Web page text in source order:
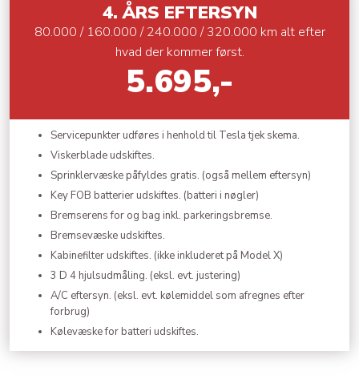
​4. ÅRS EFTERSYN
80.000 / 160.000 / 240.000 / 320.000 km alt efter
hvad der kommer først.
5.695,-
​Servicepunkter udføres i henhold til Tesla tjek skema.
Viskerblade udskiftes.
Sprinklervæske påfyldes gratis. (også mellem eftersyn)
Key FOB batterier udskiftes. (batteri i nøgler)
Bremserens for og bag inkl. parkeringsbremse.
Bremsevæske udskiftes.
Kabinefilter udskiftes. (ikke inkluderet på Model X)
3 D 4 hjulsudmåling. (eksl. evt. justering)
A/C eftersyn. (eksl. evt. kølemiddel som afregnes efter
forbrug)
Kølevæske for batteri udskiftes.